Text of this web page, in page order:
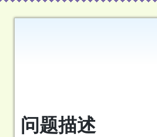
问题描述